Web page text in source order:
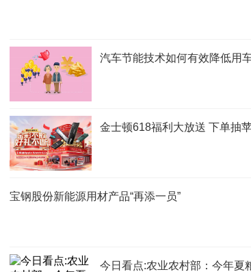
汽车节能技术如何有效降低用
金士顿618福利大放送 下单抽
宝钢股份新能源用材产品“再添一员”
今日看点:农业农村部：今年夏